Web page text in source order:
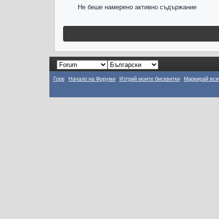
Не беше намерено активно съдържание
Горе Начало на Форуми Изтрий моите бисквитки Маркирай